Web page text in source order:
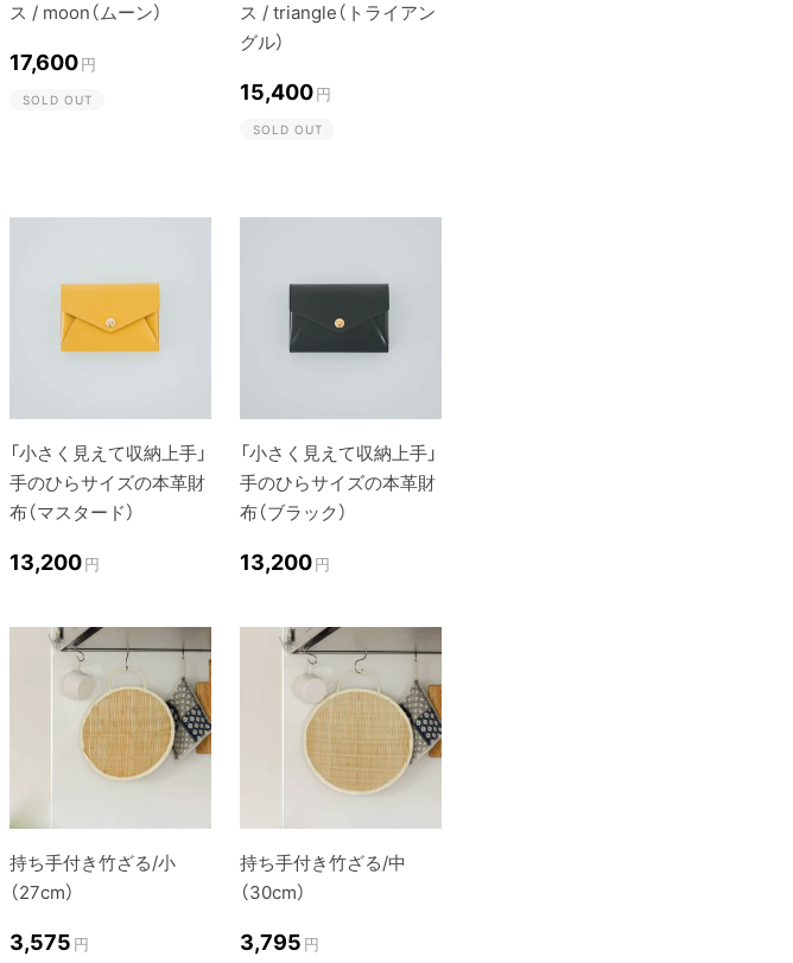
ス / moon（ムーン）
17,600円
SOLD OUT
ス / triangle（トライアン
グル）
15,400円
SOLD OUT
「小さく見えて収納上手」
手のひらサイズの本革財
布（マスタード）
13,200円
「小さく見えて収納上手」
手のひらサイズの本革財
布（ブラック）
13,200円
持ち手付き竹ざる/小
（27cm）
3,575 円
持ち手付き竹ざる/中
（30cm）
3,795 円